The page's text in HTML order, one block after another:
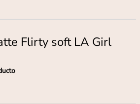
Flirty soft LA Girl